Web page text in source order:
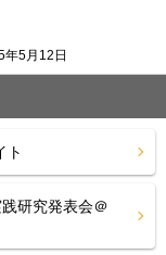
5月12日
ト
研究発表会＠